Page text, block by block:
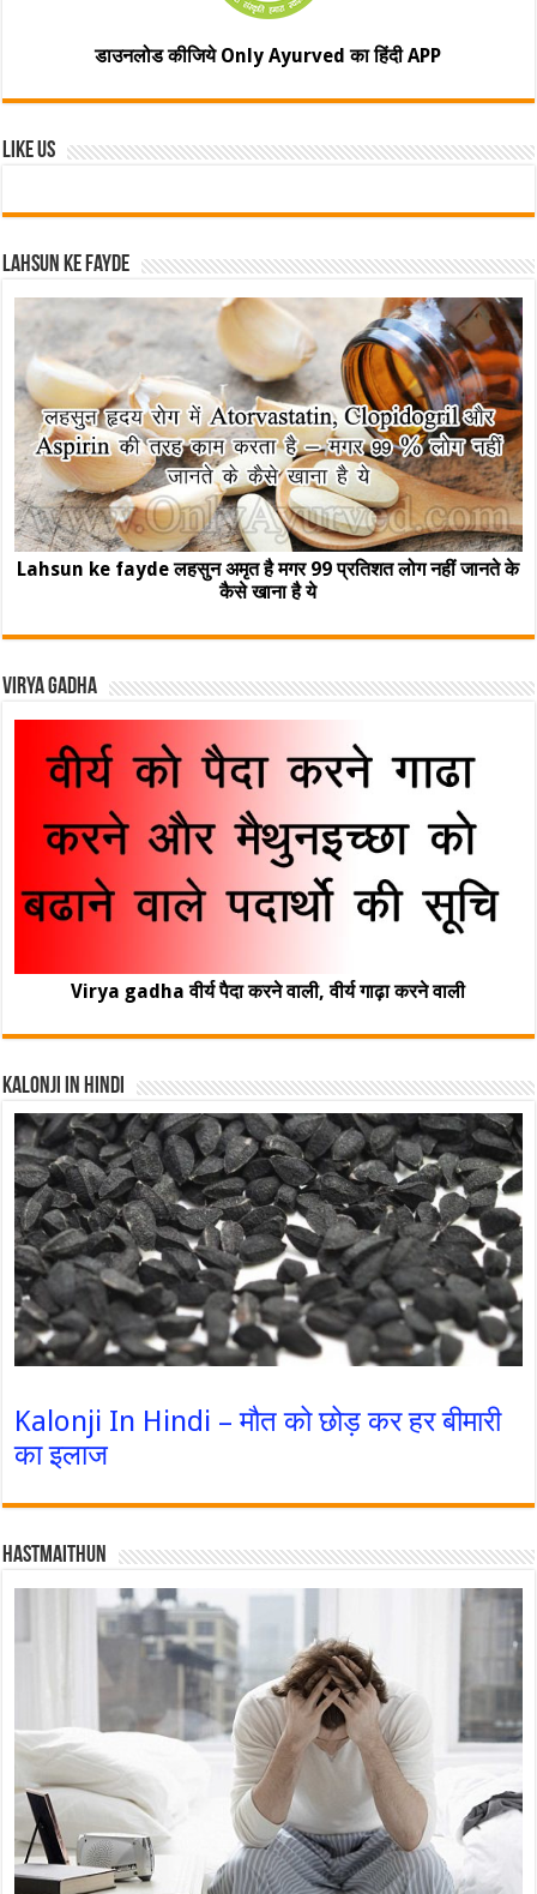
डाउनलोड कीजिये Only Ayurved का हिंदी APP
Like Us
Lahsun ke fayde
Lahsun ke fayde लहसुन अमृत है मगर 99 प्रतिशत लोग नहीं जानते के
कैसे खाना है ये
Virya Gadha
Virya gadha वीर्य पैदा करने वाली, वीर्य गाढ़ा करने वाली
Kalonji In Hindi
Kalonji In Hindi – मौत को छोड़ कर हर बीमारी
का इलाज
Hastmaithun